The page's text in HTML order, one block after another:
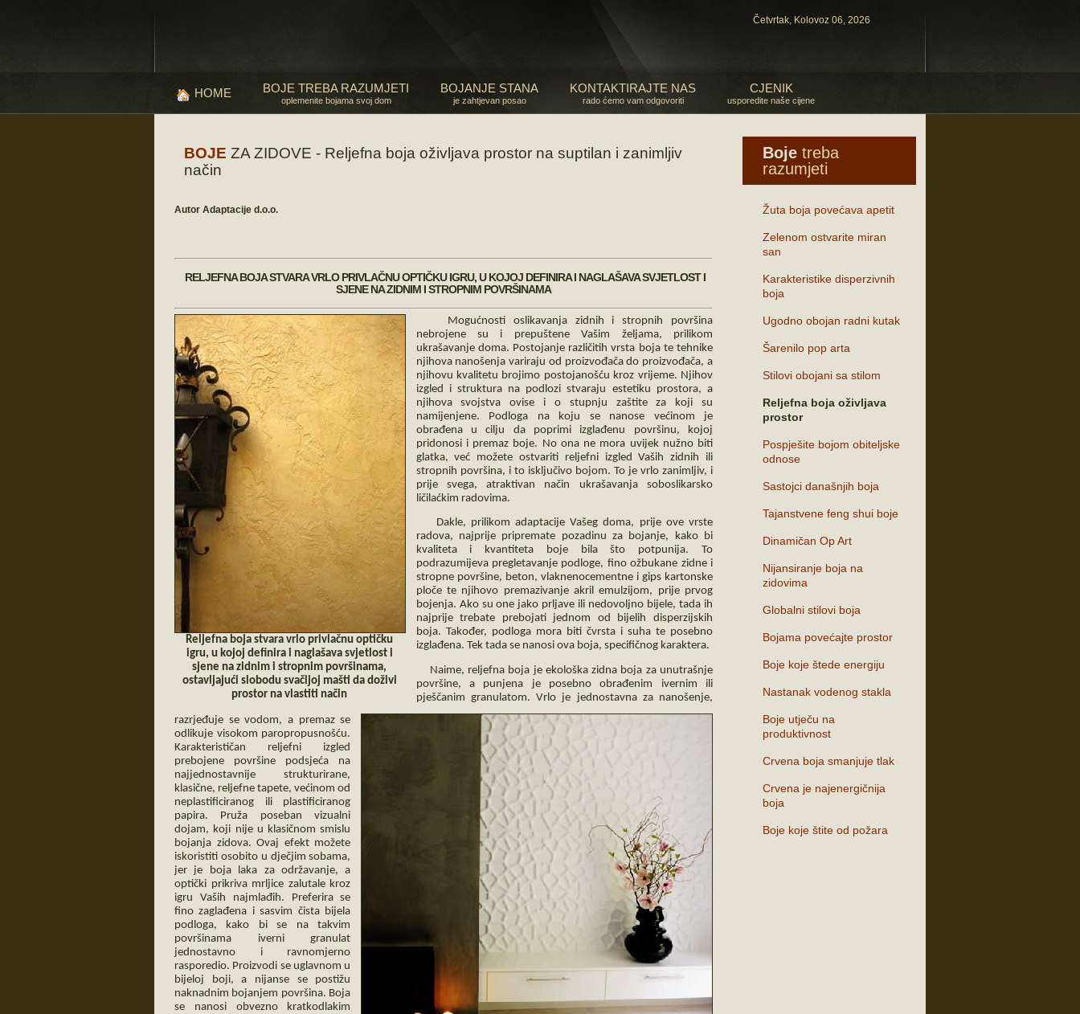
Četvrtak, Kolovoz 06, 2026
HOME BOJE TREBA RAZUMJETI
oplemenite bojama svoj dom
BOJANJE STANA
je zahtjevan posao
KONTAKTIRAJTE NAS
rado ćemo vam odgovoriti
CJENIK
usporedite naše cijene
BOJE ZA ZIDOVE - Reljefna boja oživljava prostor na suptilan i zanimljiv
način
Autor Adaptacije d.o.o.
RELJEFNA BOJA STVARA VRLO PRIVLAČNU OPTIČKU IGRU, U KOJOJ DEFINIRA I NAGLAŠAVA SVJETLOST I
SJENE NA ZIDNIM I STROPNIM POVRŠINAMA
Reljefna boja stvara vrlo privlačnu optičku
igru, u kojoj definira i naglašava svjetlost i
sjene na zidnim i stropnim površinama,
ostavljajući slobodu svačijoj mašti da doživi
prostor na vlastiti način
Mogućnosti oslikavanja zidnih i stropnih površina
nebrojene su i prepuštene Vašim željama, prilikom
ukrašavanje doma. Postojanje različitih vrsta boja te tehnike
njihova nanošenja variraju od proizvođača do proizvođača, a
njihovu kvalitetu brojimo postojanošću kroz vrijeme. Njihov
izgled i struktura na podlozi stvaraju estetiku prostora, a
njihova svojstva ovise i o stupnju zaštite za koji su
namijenjene. Podloga na koju se nanose većinom je
obrađena u cilju da poprimi izglađenu površinu, kojoj
pridonosi i premaz boje. No ona ne mora uvijek nužno biti
glatka, već možete ostvariti reljefni izgled Vaših zidnih ili
stropnih površina, i to isključivo bojom. To je vrlo zanimljiv, i
prije svega, atraktivan način ukrašavanja soboslikarsko
ličilaćkim radovima.
Dakle, prilikom adaptacije Vašeg doma, prije ove vrste
radova, najprije pripremate pozadinu za bojanje, kako bi
kvaliteta i kvantiteta boje bila što potpunija. To
podrazumijeva pregletavanje podloge, fino ožbukane zidne i
stropne površine, beton, vlaknenocementne i gips kartonske
ploče te njihovo premazivanje akril emulzijom, prije prvog
bojenja. Ako su one jako prljave ili nedovoljno bijele, tada ih
najprije trebate prebojati jednom od bijelih disperzijskih
boja. Također, podloga mora biti čvrsta i suha te posebno
izglađena. Tek tada se nanosi ova boja, specifičnog karaktera.
Naime, reljefna boja je ekološka zidna boja za unutrašnje
površine, a punjena je posebno obrađenim ivernim ili
pješčanim granulatom. Vrlo je jednostavna za nanošenje,
razrjeđuje se vodom, a premaz se
odlikuje visokom paropropusnošću.
Karakterističan reljefni izgled
prebojene površine podsjeća na
najjednostavnije strukturirane,
klasične, reljefne tapete, većinom od
neplastificiranog ili plastificiranog
papira. Pruža poseban vizualni
dojam, koji nije u klasičnom smislu
bojanja zidova. Ovaj efekt možete
iskoristiti osobito u dječjim sobama,
jer je boja laka za održavanje, a
optički prikriva mrljice zalutale kroz
igru Vaših najmlađih. Preferira se
fino zaglađena i sasvim čista bijela
podloga, kako bi se na takvim
površinama iverni granulat
jednostavno i ravnomjerno
rasporedio. Proizvodi se uglavnom u
bijeloj boji, a nijanse se postižu
naknadnim bojanjem površina. Boja
se nanosi obvezno kratkodlakim
Boje treba
razumjeti
Žuta boja povećava apetit
Zelenom ostvarite miran
san
Karakteristike disperzivnih
boja
Ugodno obojan radni kutak
Šarenilo pop arta
Stilovi obojani sa stilom
Reljefna boja oživljava
prostor
Pospješite bojom obiteljske
odnose
Sastojci današnjih boja
Tajanstvene feng shui boje
Dinamičan Op Art
Nijansiranje boja na
zidovima
Globalni stilovi boja
Bojama povećajte prostor
Boje koje štede energiju
Nastanak vodenog stakla
Boje utječu na
produktivnost
Crvena boja smanjuje tlak
Crvena je najenergičnija
boja
Boje koje štite od požara